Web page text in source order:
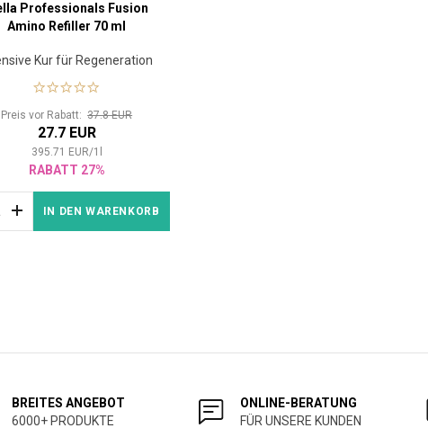
Professionals Fusion
Amino Refiller 70 ml
Kur für Regeneration
Preis vor Rabatt:37.8 EUR
27.7 EUR
395.71 EUR/1
RABATT 27%
IN DEN WARENKORB
BREITES ANGEBOT
6000+ PRODUKTE
ONLINE-BERATUNG
FÜR UNSERE KUNDEN